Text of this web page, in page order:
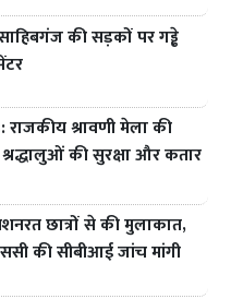
की सड़कों पर गड्ढे
श्रावणी मेला की
श्रद्धालुओं की सुरक्षा और कतार
छात्रों से की मुलाकात,
की सीबीआई जांच मांगी